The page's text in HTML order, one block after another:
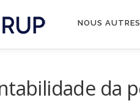
NOUS AUTRES
da